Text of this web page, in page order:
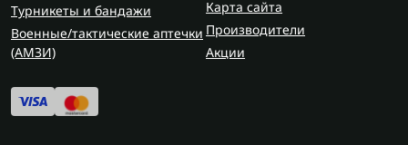
быстрый анализ;
точность данных;
оптимизация затрат;
глубинный анализ слоев почвы.
Турникеты и бандажи
Военные/тактические аптечки
(AMЗИ)
Карта сайта
Производители
Акции